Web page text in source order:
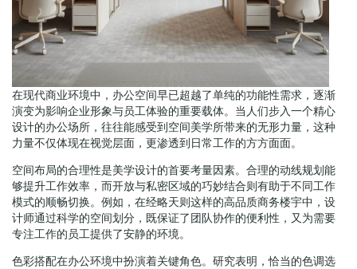
在现代商业环境中，办公空间早已超越了单纯的功能性需求，逐渐
演变为影响企业形象与员工体验的重要载体。当人们步入一个精心
设计的办公场所，往往能感受到空间美学所带来的无形力量，这种
力量不仅体现在视觉层面，更渗透到日常工作的方方面面。
空间布局的合理性是美学设计的首要考量因素。合理的动线规划能
够提升工作效率，而开放与私密区域的巧妙结合则有助于不同工作
模式的顺畅切换。例如，在经略天则这样的高品质商务楼宇中，设
计师通过科学的空间划分，既保证了团队协作的便利性，又为需要
专注工作的员工提供了安静的环境。
色彩搭配在办公环境中扮演着关键角色。研究表明，恰当的色调选